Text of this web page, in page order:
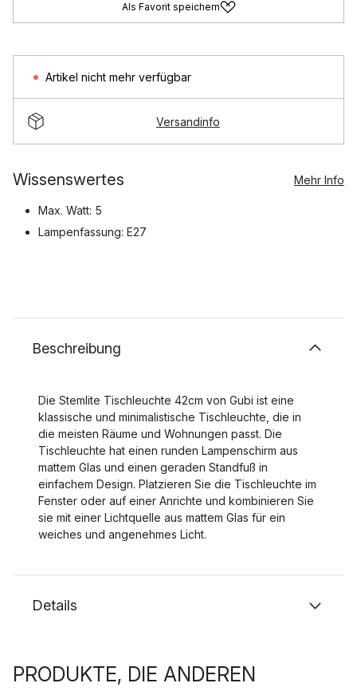
Als Favorit speichern
Artikel nicht mehr verfügbar
Versandinfo
Wissenswertes Mehr Info
Max. Watt: 5
Lampenfassung: E27
Beschreibung
Die Stemlite Tischleuchte 42cm von Gubi ist eine
klassische und minimalistische Tischleuchte, die in
die meisten Räume und Wohnungen passt. Die
Tischleuchte hat einen runden Lampenschirm aus
mattem Glas und einen geraden Standfuß in
einfachem Design. Platzieren Sie die Tischleuchte im
Fenster oder auf einer Anrichte und kombinieren Sie
sie mit einer Lichtquelle aus mattem Glas für ein
weiches und angenehmes Licht.
Details
PRODUKTE, DIE ANDEREN